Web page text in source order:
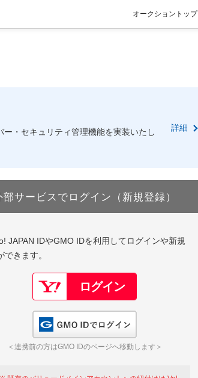
オークショントップ
・セキュリティ管理機能を実装いたし
詳細
部サービスでログイン（新規登録）
JAPAN IDやGMO IDを利用してログインや新規
できます。
＜連携前の方はGMO IDのページへ移動します＞